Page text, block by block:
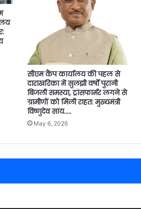
सीएम कैंप कार्यालय की पहल से
दाराखरिका में सुलझी वर्षों पुरानी
बिजली समस्या, ट्रांसफार्मर लगने से
ग्रामीणों को मिली राहत: मुख्यमंत्री
विष्णुदेव साय…..
May 6, 2026